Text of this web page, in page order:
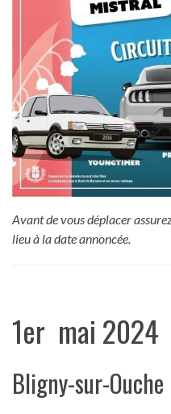
Avant de vous déplacer
lieu à la date annoncée.
1er mai 2024
Bligny-sur-Ouche